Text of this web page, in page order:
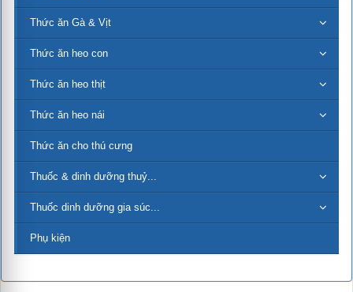
Thức ăn Gà & Vịt
Thức ăn heo con
Thức ăn heo thịt
Thức ăn heo nái
Thức ăn cho thú cưng
Thuốc & dinh dưỡng thuỷ...
Thuốc dinh dưỡng gia súc...
Phụ kiện